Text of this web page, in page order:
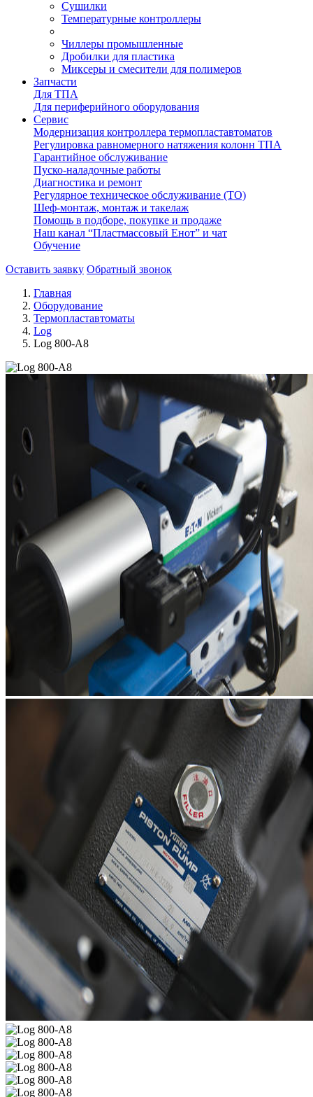
Сушилки
Температурные контроллеры
Чиллеры промышленные
Дробилки для пластика
Миксеры и смесители для полимеров
Запчасти
Для ТПА
Для периферийного оборудования
Сервис
Модернизация контроллера термопластавтоматов
Регулировка равномерного натяжения колонн ТПА
Гарантийное обслуживание
Пуско-наладочные работы
Диагностика и ремонт
Регулярное техническое обслуживание (ТО)
Шеф-монтаж, монтаж и такелаж
Помощь в подборе, покупке и продаже
Наш канал “Пластмассовый Енот” и чат
Обучение
Оставить заявку Обратный звонок
Главная
Оборудование
Термопластавтоматы
Log
Log 800-A8